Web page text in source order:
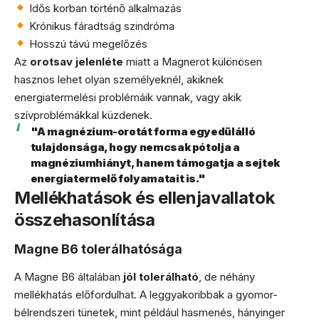
Idős korban történő alkalmazás
Krónikus fáradtság szindróma
Hosszú távú megelőzés
Az orotsav jelenléte miatt a Magnerot különösen
hasznos lehet olyan személyeknél, akiknek
energiatermelési problémáik vannak, vagy akik
szívproblémákkal küzdenek.
"A magnézium-orotát forma egyedülálló
tulajdonsága, hogy nemcsak pótolja a
magnéziumhiányt, hanem támogatja a sejtek
energiatermelő folyamatait is."
Mellékhatások és ellenjavallatok
összehasonlítása
Magne B6 tolerálhatósága
A Magne B6 általában jól tolerálható, de néhány
mellékhatás előfordulhat. A leggyakoribbak a gyomor-
bélrendszeri tünetek, mint például hasmenés, hányinger